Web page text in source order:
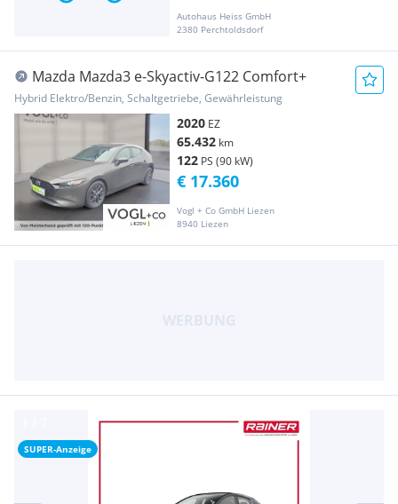
Autohaus Heiss GmbH
2380 Perchtoldsdorf
Mazda Mazda3 e-Skyactiv-G122 Comfort+
Hybrid Elektro/Benzin, Schaltgetriebe, Gewährleistung
2020 EZ
65.432 km
122 PS (90 kW)
Vogl + Co GmbH Liezen
8940 Liezen
€ 17.360
SUPER-Anzeige